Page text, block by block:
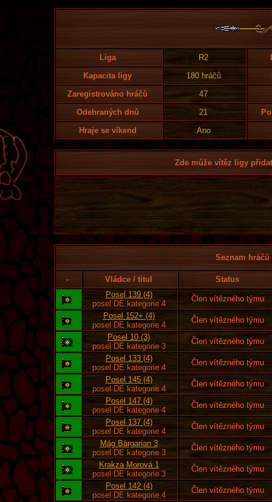
Liga R2
Kapacita ligy
180 hráčů
Zaregistrováno hráčů
47
Odehraných dnů
21
Hraje se víkend
Ano
Zde může vítěz ligy
Seznam
- Vládce / titul
Status
Posel 139 (4)
posel DE kategorie 4
Člen vítězného týmu
Posel 152+ (4)
posel DE kategorie 4
Člen vítězného týmu
Posel 10 (3)
posel DE kategorie 3
Člen vítězného týmu
Posel 133 (4)
posel DE kategorie 4
Člen vítězného týmu
Posel 145 (4)
posel DE kategorie 4
Člen vítězného týmu
Posel 147 (4)
posel DE kategorie 4
Člen vítězného týmu
Posel 137 (4)
posel DE kategorie 4
Člen vítězného týmu
Mág Bärgarian 3
posel DE kategorie 3
Člen vítězného týmu
Krakza Morová 1
posel DE kategorie 3
Člen vítězného týmu
Posel 142 (4)
posel DE kategorie 4
Člen vítězného týmu